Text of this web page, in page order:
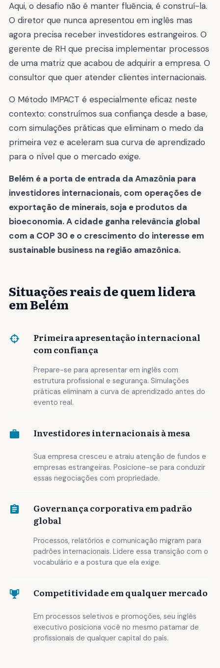
Aqui, o desafio não é manter fluência, é construí-la.
O diretor que nunca apresentou em inglês mas
agora precisa receber investidores estrangeiros. O
gerente de RH que precisa implementar processos
de uma matriz que acabou de adquirir a empresa. O
consultor que quer atender clientes internacionais.
O Método IMPACT é especialmente eficaz neste
contexto: construímos sua confiança desde a base,
com simulações práticas que eliminam o medo da
primeira vez e aceleram sua curva de aprendizado
para o nível que o mercado exige.
Belém é a porta de entrada da Amazônia para
investidores internacionais, com operações de
exportação de minerais, soja e produtos da
bioeconomia. A cidade ganha relevância global
com a COP 30 e o crescimento do interesse em
sustainable business na região amazônica.
Situações reais de quem lidera
em Belém
Primeira apresentação internacional
com confiança
Prepare-se para apresentar em inglês com
estrutura profissional e segurança. Simulações
práticas eliminam a curva de aprendizado antes do
evento real.
Investidores internacionais à mesa
Sua empresa cresceu e atraiu atenção de fundos e
empresas estrangeiras. Posicione-se para conduzir
essas negociações com propriedade.
Governança corporativa em padrão
global
Processos, relatórios e comunicação migram para
padrões internacionais. Lidere essa transição com o
vocabulário e a postura que ela exige.
Competitividade em qualquer mercado
Em processos seletivos e promoções, seu inglês
executivo posiciona você no mesmo patamar de
profissionais de qualquer capital do país.